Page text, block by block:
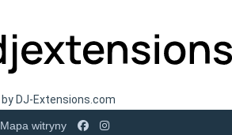
by DJ-Extensions.com
Mapa witryny